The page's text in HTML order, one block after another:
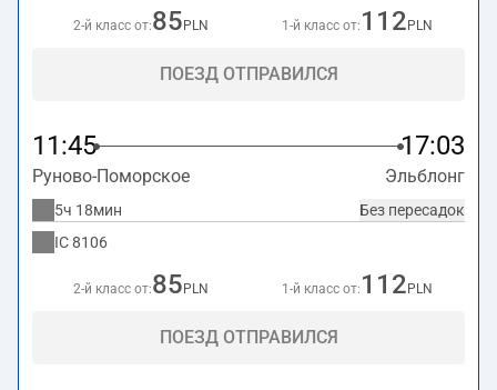
2-й класс от:85 PLN 1-й класс от: 112 PLN
ПОЕЗД ОТПРАВИЛСЯ
11:45 17:03
Руново-Поморское Эльблонг
Без пересадок
5ч 18мин
IC8106
2-й класс от:85 PLN 1-й класс от: 112 PLN
ПОЕЗД ОТПРАВИЛСЯ